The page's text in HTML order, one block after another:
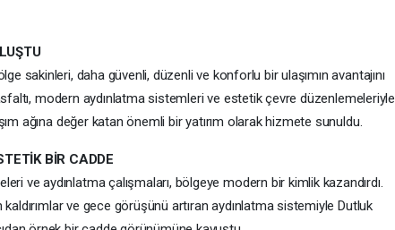
sakinleri, daha güvenli, düzenli ve konforlu bir ulaşımın avantajını
modern aydınlatma sistemleri ve estetik çevre düzenlemeleriyle
ağına değer katan önemli bir yatırım olarak hizmete sunuldu.
BİR CADDE
ve aydınlatma çalışmaları, bölgeye modern bir kimlik kazandırdı.
kaldırımlar ve gece görüşünü artıran aydınlatma sistemiyle Dutluk